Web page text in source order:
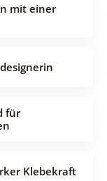
mit einer
für
Klebekraft